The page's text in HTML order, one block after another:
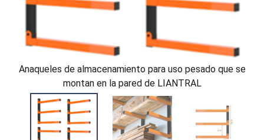
Anaqueles de almacenamiento para uso pesado que se
montan en la pared de LIANTRAL